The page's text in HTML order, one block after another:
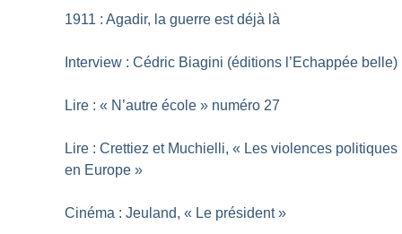
1911 : Agadir, la guerre est déjà là
Interview : Cédric Biagini (éditions l’Echappée belle)
Lire : « N’autre école » numéro 27
Lire : Crettiez et Muchielli, « Les violences politiques
en Europe »
Cinéma : Jeuland, « Le président »